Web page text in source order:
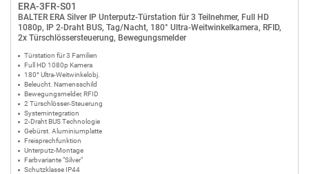
ERA-3FR-S01
BALTER ERA Silver IP Unterputz-Türstation für 3 Teilnehmer, Full HD
1080p, IP 2-Draht BUS, Tag/Nacht, 180° Ultra-Weitwinkelkamera, RFID,
2x Türschlössersteuerung, Bewegungsmelder
Türstation für 3 Familien
Full HD 1080p Kamera
180° Ultra-Weitwinkelobj.
Beleucht. Namensschild
Bewegungsmelder, RFID
2 Türschlösser-Steuerung
Systemintegration
2-Draht BUS Technologie
Gebürst. Aluminiumplatte
Freisprechfunktion
Unterputz-Montage
Farbvariante "Silver"
Schutzklasse IP44